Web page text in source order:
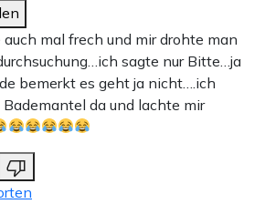
auch mal frech und mir drohte man
sagte nur Bitte…ja
bemerkt es geht ja nicht….ich
da und lachte mir